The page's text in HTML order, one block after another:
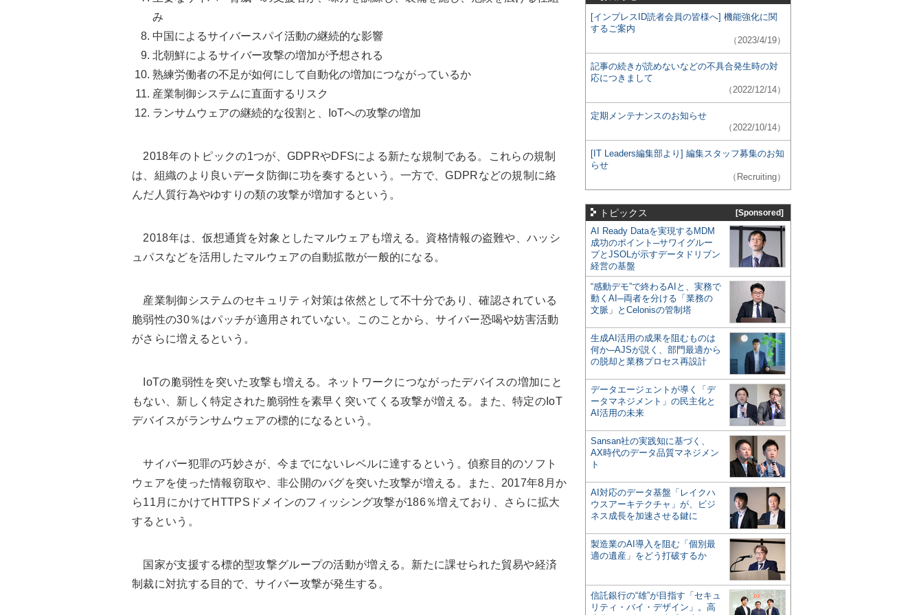
み
中国によるサイバースパイ活動の継続的な影響
北朝鮮によるサイバー攻撃の増加が予想される
熟練労働者の不足が如何にして自動化の増加につながっているか
産業制御システムに直面するリスク
ランサムウェアの継続的な役割と、IoTへの攻撃の増加
2018年のトピックの1つが、GDPRやDFSによる新たな規制である。これらの規制
は、組織のより良いデータ防御に功を奏するという。一方で、GDPRなどの規制に絡
んだ人質行為やゆすりの類の攻撃が増加するという。
2018年は、仮想通貨を対象としたマルウェアも増える。資格情報の盗難や、ハッシ
ュパスなどを活用したマルウェアの自動拡散が一般的になる。
産業制御システムのセキュリティ対策は依然として不十分であり、確認されている
脆弱性の30％はパッチが適用されていない。このことから、サイバー恐喝や妨害活動
がさらに増えるという。
IoTの脆弱性を突いた攻撃も増える。ネットワークにつながったデバイスの増加にと
もない、新しく特定された脆弱性を素早く突いてくる攻撃が増える。また、特定のIoT
デバイスがランサムウェアの標的になるという。
サイバー犯罪の巧妙さが、今までにないレベルに達するという。偵察目的のソフト
ウェアを使った情報窃取や、非公開のバグを突いた攻撃が増える。また、2017年8月か
ら11月にかけてHTTPSドメインのフィッシング攻撃が186％増えており、さらに拡大
するという。
国家が支援する標的型攻撃グループの活動が増える。新たに課せられた貿易や経済
制裁に対抗する目的で、サイバー攻撃が発生する。
[インプレスID読者会員の皆様へ] 機能強化に関
するご案内
（2023/4/19）
記事の続きが読めないなどの不具合発生時の対
応につきまして
（2022/12/14）
定期メンテナンスのお知らせ
（2022/10/14）
[IT Leaders編集部より] 編集スタッフ募集のお知
らせ
（Recruiting）
トピックス [Sponsored]
AI Ready Dataを実現するMDM
成功のポイント─サワイグルー
プとJSOLが示すデータドリブン
経営の基盤
“感動デモ”で終わるAIと、実務で
動くAI─両者を分ける「業務の
文脈」とCelonisの管制塔
生成AI活用の成果を阻むものは
何か─AJSが説く、部門最適から
の脱却と業務プロセス再設計
データエージェントが導く「デ
ータマネジメント」の民主化と
AI活用の未来
Sansan社の実践知に基づく、
AX時代のデータ品質マネジメン
ト
AI対応のデータ基盤「レイクハ
ウスアーキテクチャ」が、ビジ
ネス成長を加速させる鍵に
製造業のAI導入を阻む「個別最
適の遺産」をどう打破するか
信託銀行の“雄”が目指す「セキュ
リティ・バイ・デザイン」。高